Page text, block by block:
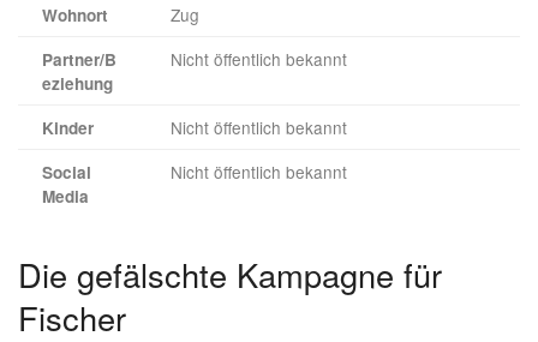
Wohnort Zug
Partner/B
eziehung
Nicht öffentlich bekannt
Kinder Nicht öffentlich bekannt
Social
Media
Nicht öffentlich bekannt
Die gefälschte Kampagne für
Fischer